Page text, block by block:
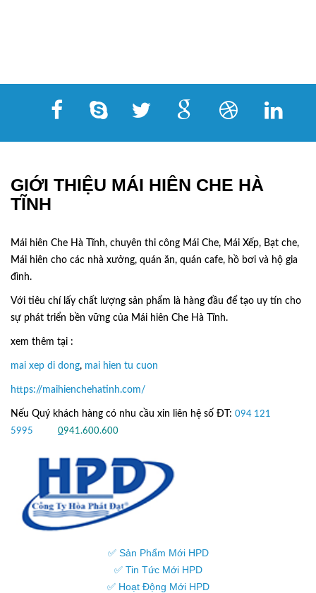
GIỚI THIỆU MÁI HIÊN CHE HÀ
TĨNH
Mái hiên Che Hà Tĩnh, chuyên thi công Mái Che, Mái Xếp, Bạt che,
Mái hiên cho các nhà xưởng, quán ăn, quán cafe, hồ bơi và hộ gia
đình.
Với tiêu chí lấy chất lượng sản phẩm là hàng đầu để tạo uy tín cho
sự phát triển bền vững của Mái hiên Che Hà Tĩnh.
xem thêm tại :
mai xep di dong, mai hien tu cuon
https://maihienchehatinh.com/
Nếu Quý khách hàng có nhu cầu xin liên hệ số ĐT: 094 121
5995
0941.600.600
✅ Sản Phẩm Mới HPD
✅ Tin Tức Mới HPD
✅ Hoạt Động Mới HPD